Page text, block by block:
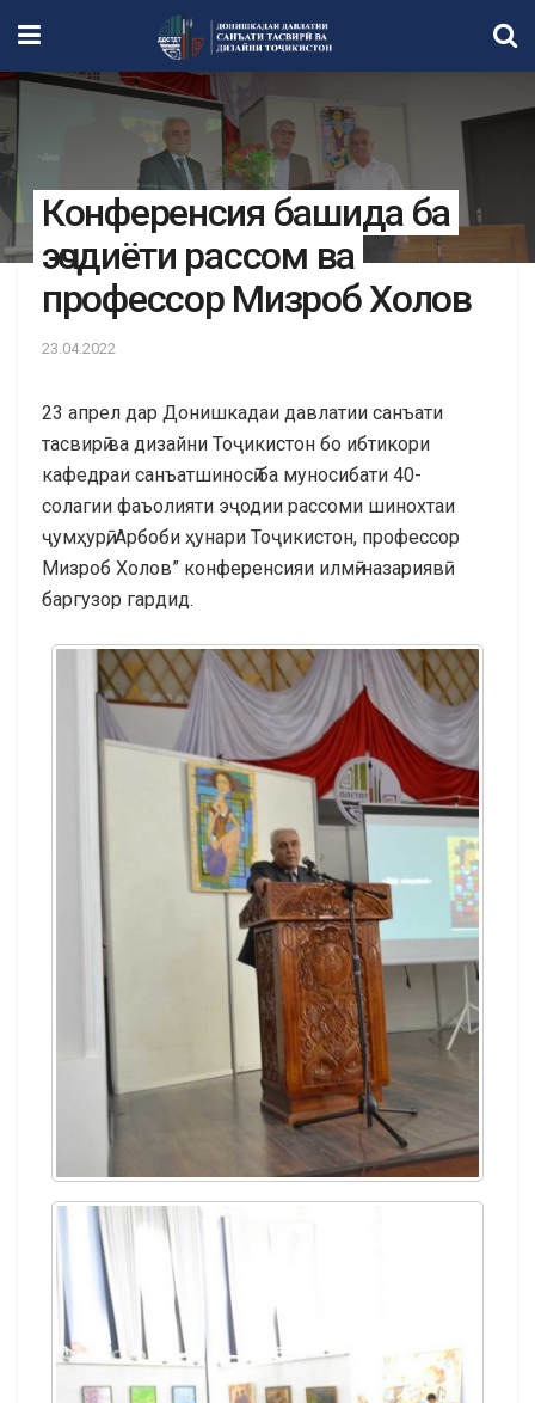
Конференсия башида ба
эҷодиёти рассом ва
профессор Мизроб Холов
23.04.2022
23 апрел дар Донишкадаи давлатии санъати
тасвирӣ ва дизайни Тоҷикистон бо ибтикори
кафедраи санъатшиносӣ ба муносибати 40-
солагии фаъолияти эҷодии рассоми шинохтаи
ҷумҳурӣ, Арбоби ҳунари Тоҷикистон, профессор
Мизроб Холов” конференсияи илмӣ-назариявӣ
баргузор гардид.